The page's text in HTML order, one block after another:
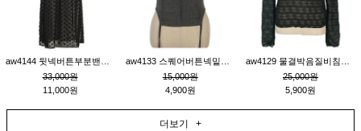
33,000원
11,000원
15,000원
4,900원
25,000원
5,900원
더보기 +